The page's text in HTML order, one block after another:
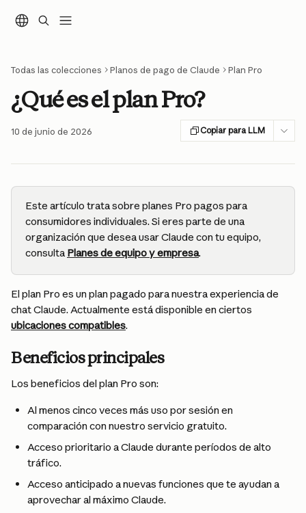
Todas las colecciones Planos de pago de Claude Plan Pro
¿Qué es el plan Pro?
10 de junio de 2026 Copiar para LLM
Este artículo trata sobre planes Pro pagos para
consumidores individuales. Si eres parte de una
organización que desea usar Claude con tu equipo,
consulta Planes de equipo y empresa.
El plan Pro es un plan pagado para nuestra experiencia de
chat Claude. Actualmente está disponible en ciertos
ubicaciones compatibles.
Beneficios principales
Los beneficios del plan Pro son:
Al menos cinco veces más uso por sesión en
comparación con nuestro servicio gratuito.
Acceso prioritario a Claude durante períodos de alto
tráfico.
Acceso anticipado a nuevas funciones que te ayudan a
aprovechar al máximo Claude.